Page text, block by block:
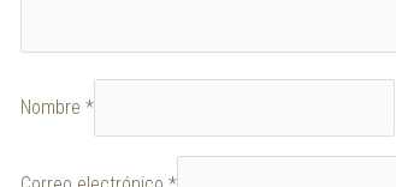
Nombre *